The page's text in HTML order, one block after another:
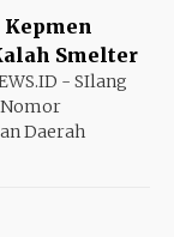
Smelter
- SIlang
Nomor
Daerah